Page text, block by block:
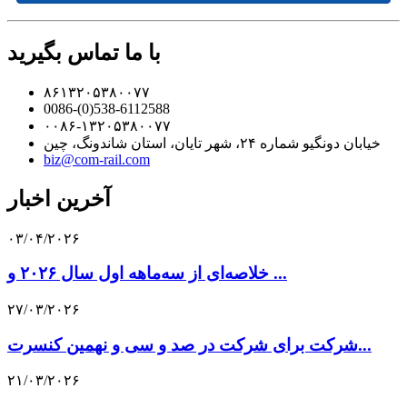
با ما تماس بگیرید
۸۶۱۳۲۰۵۳۸۰۰۷۷
0086-(0)538-6112588
۰۰۸۶-۱۳۲۰۵۳۸۰۰۷۷
خیابان دونگیو شماره ۲۴، شهر تایان، استان شاندونگ، چین
biz@com-rail.com
آخرین اخبار
۰۳/۰۴/۲۰۲۶
خلاصه‌ای از سه‌ماهه اول سال ۲۰۲۶ و ...
۲۷/۰۳/۲۰۲۶
شرکت برای شرکت در صد و سی و نهمین کنسرت...
۲۱/۰۳/۲۰۲۶